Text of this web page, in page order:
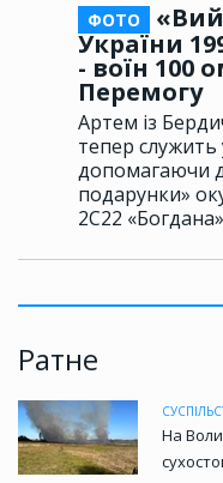
ФОТО
України
- воїн 100
Перемогу
Артем із
тепер служить
допомагаючи
подарунки»
2С22 «Богдана»
Ратне
На